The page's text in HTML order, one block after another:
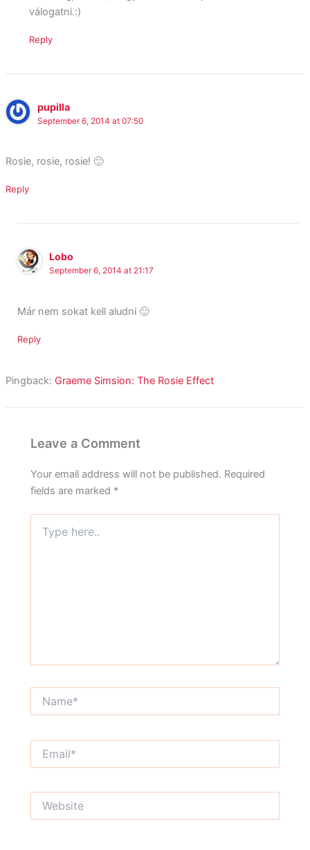
válogatni.:)
Reply
pupilla
September 6, 2014 at 07:50
Rosie, rosie, rosie! 🙂
Reply
Lobo
September 6, 2014 at 21:17
Már nem sokat kell aludni 🙂
Reply
Pingback: Graeme Simsion: The Rosie Effect
Leave a Comment
Your email address will not be published. Required
fields are marked *
here..